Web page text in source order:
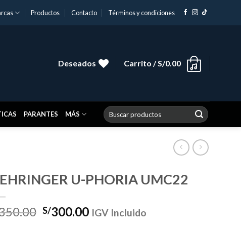
Productos Contacto Términos y condiciones
Deseados Carrito /S/0.00
PARANTES MÁS
Buscar
por:
U-PHORIA UMC22
El
S/300.00El
IGV Incluido